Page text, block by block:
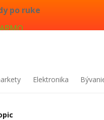
po ruke
Elektronika